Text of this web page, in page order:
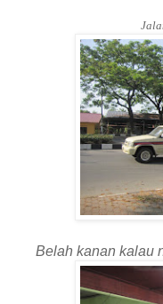
Belah kanan kalau